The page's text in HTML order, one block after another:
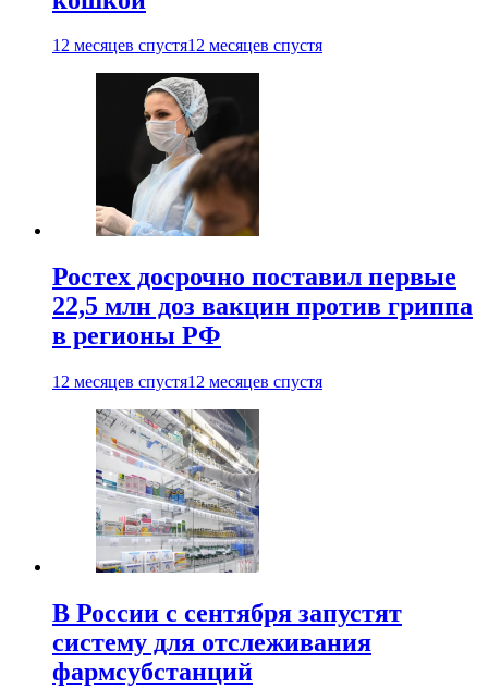
12 месяцев спустя12 месяцев спустя
Ростех досрочно поставил первые
22,5 млн доз вакцин против гриппа
в регионы РФ
12 месяцев спустя12 месяцев спустя
В России с сентября запустят
систему для отслеживания
фармсубстанций